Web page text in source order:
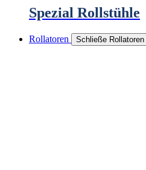
Spezial Rollstühle
Rollatoren Schließe Rollatoren